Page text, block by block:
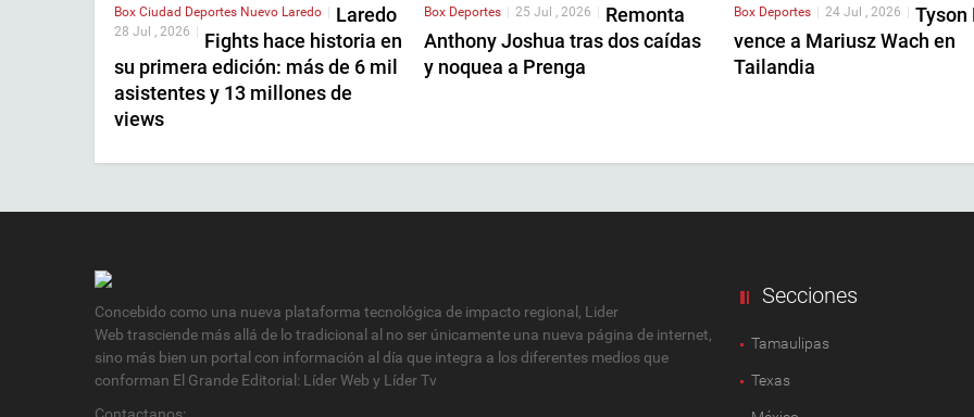
Box Ciudad Deportes Nuevo Laredo |
28 Jul , 2026 |
Laredo
Fights hace historia en
su primera edición: más de 6 mil
asistentes y 13 millones de
views
Box Deportes | 25 Jul , 2026 | Remonta
Anthony Joshua tras dos caídas
y noquea a Prenga
Box Deportes | 24 Jul , 2026 | Tyson
vence a Mariusz Wach en
Tailandia
Concebido como una nueva plataforma tecnológica de impacto regional, Lider
Web trasciende más allá de lo tradicional al no ser únicamente una nueva página de internet,
sino más bien un portal con información al día que integra a los diferentes medios que
conforman El Grande Editorial: Líder Web y Líder Tv
Secciones
Tamaulipas
Texas